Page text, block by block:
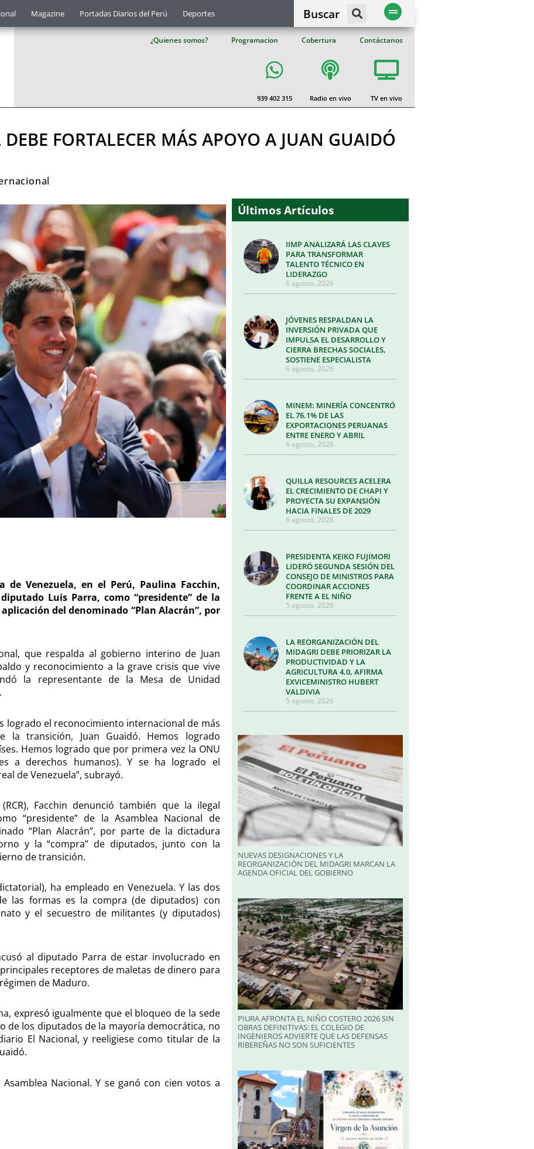
Magazine Portadas Diarios del Perú Deportes Buscar
¿Quienes somos? Programacion Cobertura Contáctanos
939 402 315 Radio en vivo TV en vivo
FORTALECER MÁS APOYO A JUAN GUAIDÓ
de Venezuela, en el Perú, Paulina Facchin,
Luis Parra, como “presidente” de la
del denominado “Plan Alacrán”, por
que respalda al gobierno interino de Juan
y reconocimiento a la grave crisis que vive
la representante de la Mesa de Unidad
logrado el reconocimiento internacional de más
transición, Juan Guaidó. Hemos logrado
Hemos logrado que por primera vez la ONU
a derechos humanos). Y se ha logrado el
de Venezuela”, subrayó.
Facchin denunció también que la ilegal
“presidente” de la Asamblea Nacional de
“Plan Alacrán”, por parte de la dictadura
y la “compra” de diputados, junto con la
de transición.
ha empleado en Venezuela. Y las dos
las formas es la compra (de diputados) con
y el secuestro de militantes (y diputados)
al diputado Parra de estar involucrado en
receptores de maletas de dinero para
de Maduro.
expresó igualmente que el bloqueo de la sede
de los diputados de la mayoría democrática, no
El Nacional, y reeligiese como titular de la
Nacional. Y se ganó con cien votos a
Últimos Artículos
IIMP ANALIZARÁ LAS CLAVES
PARA TRANSFORMAR
TALENTO TÉCNICO EN
LIDERAZGO
6 agosto, 2026
JÓVENES RESPALDAN LA
INVERSIÓN PRIVADA QUE
IMPULSA EL DESARROLLO Y
CIERRA BRECHAS SOCIALES,
SOSTIENE ESPECIALISTA
6 agosto, 2026
MINEM: MINERÍA CONCENTRÓ
EL 76.1% DE LAS
EXPORTACIONES PERUANAS
ENTRE ENERO Y ABRIL
6 agosto, 2026
QUILLA RESOURCES ACELERA
EL CRECIMIENTO DE CHAPI Y
PROYECTA SU EXPANSIÓN
HACIA FINALES DE 2029
6 agosto, 2026
PRESIDENTA KEIKO FUJIMORI
LIDERÓ SEGUNDA SESIÓN DEL
CONSEJO DE MINISTROS PARA
COORDINAR ACCIONES
FRENTE A EL NIÑO
5 agosto, 2026
LA REORGANIZACIÓN DEL
MIDAGRI DEBE PRIORIZAR LA
PRODUCTIVIDAD Y LA
AGRICULTURA 4.0, AFIRMA
EXVICEMINISTRO HUBERT
VALDIVIA
5 agosto, 2026
NUEVAS DESIGNACIONES Y LA
REORGANIZACIÓN DEL MIDAGRI MARCAN LA
AGENDA OFICIAL DEL GOBIERNO
PIURA AFRONTA EL NIÑO COSTERO 2026 SIN
OBRAS DEFINITIVAS: EL COLEGIO DE
INGENIEROS ADVIERTE QUE LAS DEFENSAS
RIBEREÑAS NO SON SUFICIENTES